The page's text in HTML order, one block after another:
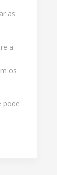
as
a
os
pode